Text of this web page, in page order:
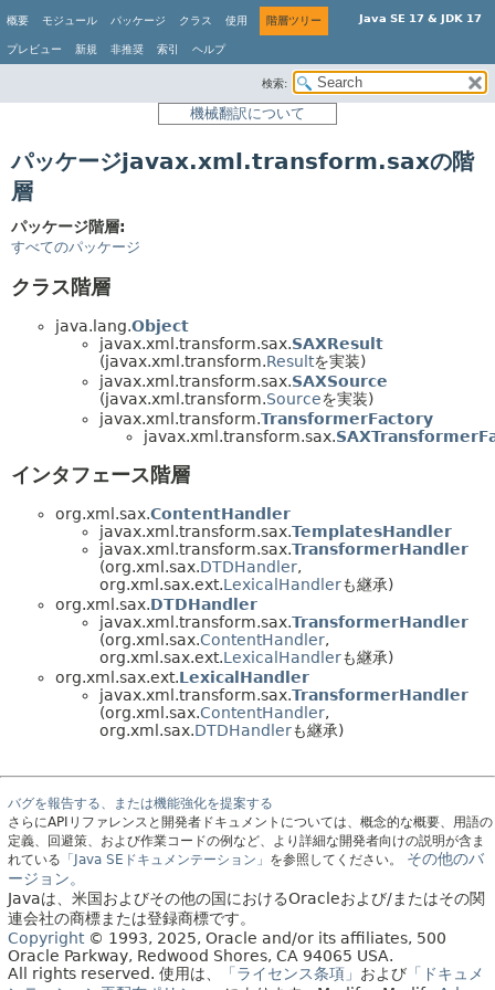
Java SE 17 & JDK 17
概要 モジュール パッケージ クラス 使用 階層ツリー
プレビュー 新規 非推奨 索引 ヘルプ
検索:
機械翻訳について
パッケージjavax.xml.transform.saxの階
層
パッケージ階層:
すべてのパッケージ
クラス階層
java.lang.Object
javax.xml.transform.sax.SAXResult
(javax.xml.transform.Resultを実装)
javax.xml.transform.sax.SAXSource
(javax.xml.transform.Sourceを実装)
javax.xml.transform.TransformerFactory
javax.xml.transform.sax.
インタフェース階層
org.xml.sax.ContentHandler
javax.xml.transform.sax.TemplatesHandler
javax.xml.transform.sax.TransformerHandler
(org.xml.sax.DTDHandler,
org.xml.sax.ext.LexicalHandlerも継承)
org.xml.sax.DTDHandler
javax.xml.transform.sax.TransformerHandler
(org.xml.sax.ContentHandler,
org.xml.sax.ext.LexicalHandlerも継承)
org.xml.sax.ext.LexicalHandler
javax.xml.transform.sax.TransformerHandler
(org.xml.sax.ContentHandler,
org.xml.sax.DTDHandlerも継承)
バグを報告する、または機能強化を提案する
さらにAPIリファレンスと開発者ドキュメントについては、概念的な概要、用語の
定義、回避策、および作業コードの例など、より詳細な開発者向けの説明が含ま
れている 「Java SEドキュメンテーション」 を参照してください。
その他のバ
ージョン。
Javaは、米国およびその他の国におけるOracleおよび/またはその関
連会社の商標または登録商標です。
Copyright© 1993, 2025, Oracle and/or its affiliates, 500
Oracle Parkway, Redwood Shores, CA 94065 USA.
All rights reserved. 使用は、 「ライセンス条項」 および 「ドキュメ